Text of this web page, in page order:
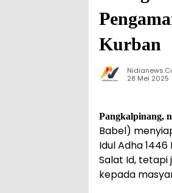
Kurban
28 Mei 2025
Pangkalpinang,
Babel)
Idul Adha
Salat Id,
kepada